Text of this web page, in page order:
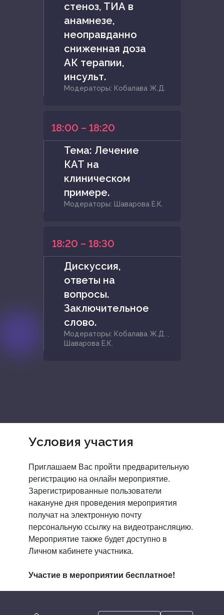
стеноз, ТИА в
анамнезе,
неоправданно
сниженная доза
АК терапии,
инсульт.
Модераторы: Кобалава Ж.Д.
18:00 – 18:20
Тема: Лечение
КАТ на
клиническом
примере.
Модераторы: Шаварова Е.К.
18:20 – 18:30
Дискуссия,
ответы на
вопросы.
Заключительное
слово.
Модераторы: Кобалава Ж.Д. ,
Шаварова Е.К.
Условия участия
Приглашаем Вас пройти предварительную
регистрациюна онлайн мероприятие.
Зарегистрированные пользователи
накануне дня проведения мероприятия
получат на электронную почту
персональную ссылку на видеотрансляцию.
Мероприятие также будет доступно в
Личном кабинете участника.
Участие в мероприятии бесплатное!